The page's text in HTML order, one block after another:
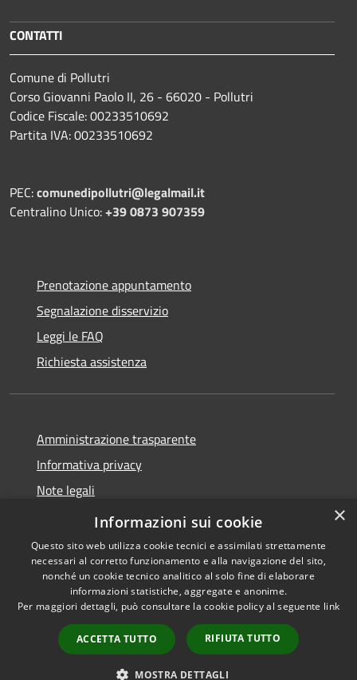
CONTATTI
Comune di Pollutri
Corso Giovanni Paolo II, 26 - 66020 - Pollutri
Codice Fiscale: 00233510692
Partita IVA: 00233510692
PEC:comunedipollutri@legalmail.it
Centralino Unico:+39 0873 907359
Prenotazione appuntamento
Segnalazione disservizio
Leggi le FAQ
Richiesta assistenza
Amministrazione trasparente
Informativa privacy
Note legali
Dichiarazione di accessibilità
Accessibilità
Copyright © 2026 • Comune di
Pollutri • Powered by
Municipium•
Accesso
redazione
×
Informazioni sui cookie
Questo sito web utilizza cookie tecnici e assimilati strettamente
necessari al corretto funzionamento e alla navigazione del sito,
nonché un cookie tecnico analitico al solo fine di elaborare
informazioni statistiche, aggregate e anonime.
Per maggiori dettagli, può consultare la cookie policy al seguente link
ACCETTA TUTTO RIFIUTA TUTTO
MOSTRA DETTAGLI